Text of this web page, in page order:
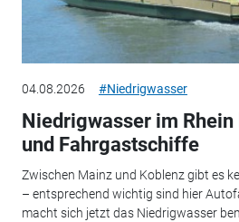
04.08.2026 #Niedrigwasser
Niedrigwasser im
und Fahrgastschiffe
Zwischen Mainz und Koblenz gibt es
– entsprechend wichtig sind hier
macht sich jetzt das Niedrigwasser